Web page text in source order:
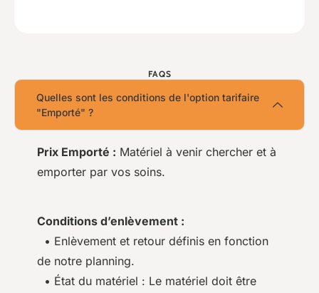
FAQS
Quelles sont les conditions de l'option tarifaire
"Emporté" ?
Prix Emporté : Matériel à venir chercher et à
emporter par vos soins.
Conditions d’enlèvement :
• Enlèvement et retour définis en fonction
de notre planning.
• État du matériel : Le matériel doit être